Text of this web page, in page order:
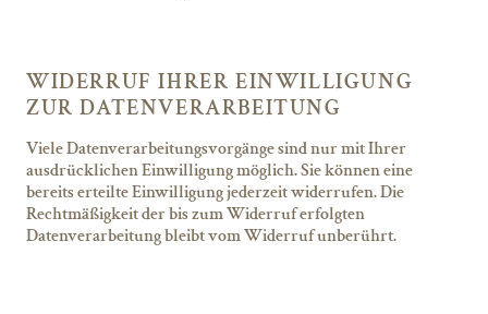
WIDERRUF IHRER EINWILLIGUNG
ZUR DATENVERARBEITUNG
Viele Datenverarbeitungsvorgänge sind nur mit Ihrer
ausdrücklichen Einwilligung möglich. Sie können eine
bereits erteilte Einwilligung jederzeit widerrufen. Die
Rechtmäßigkeit der bis zum Widerruf erfolgten
Datenverarbeitung bleibt vom Widerruf unberührt.